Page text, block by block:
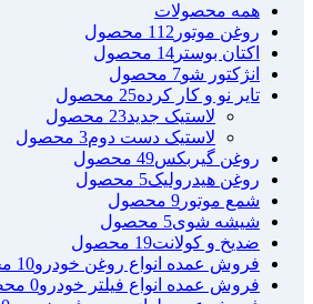
همه محصولات
روغن موتور 112 محصول
اکتان بوستر 14 محصول
انژکتور شو7 محصول
تایر نو و کار کرده25 محصول
لاستیک جدید23 محصول
لاستیک دست دوم3 محصول
روغن گیربکس49 محصول
روغن هیدرولیک5 محصول
شمع موتور 9 محصول
شیشه شوی5 محصول
ضدیخ و کولانت19 محصول
فروش عمده انواع روغن خودرو10 محصول
فروش عمده انواع فیلتر خودرو0 محصول